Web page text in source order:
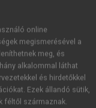
az a
gazdasági
nagy, s így
is sokszor
A
előrelátásnak
online
megismerésével a
meg, és
alkalommal láthat
és hirdetőkkel
Ezek állandó sütik,
féltől származnak.